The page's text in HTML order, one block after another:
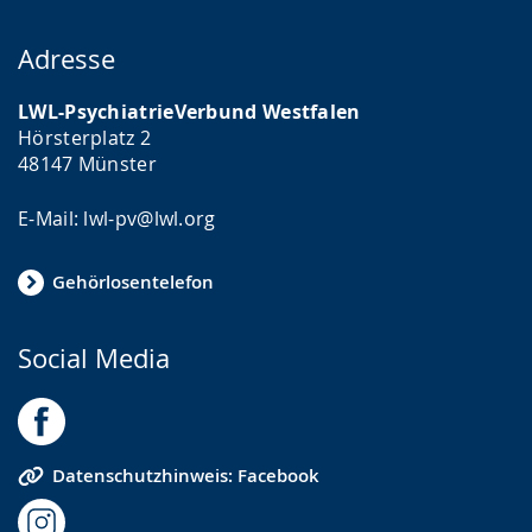
Adresse
LWL-PsychiatrieVerbund Westfalen
Hörsterplatz 2
48147 Münster
E-Mail: lwl-pv@lwl.org
Gehörlosentelefon
Social Media
Datenschutzhinweis: Facebook